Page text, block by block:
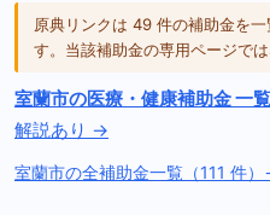
原典リンクは 49 件の補助金を
す。当該補助金の専用ページでは
室蘭市の医療・健康補助金 一覧
解説あり →
室蘭市の全補助金一覧（111 件